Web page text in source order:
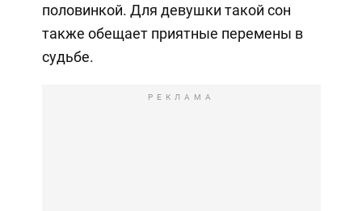
половинкой. Для девушки такой сон
также обещает приятные перемены в
судьбе.
РЕКЛАМА